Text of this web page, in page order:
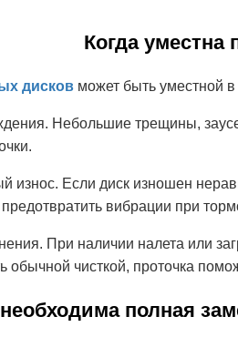
Когда уместна
дисков может быть уместной
Небольшие трещины,
износ. Если диск изношен
предотвратить вибрации при
При наличии налета или
обычной чисткой, проточка
полная